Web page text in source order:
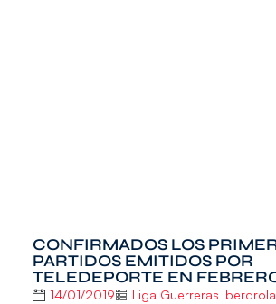
CONFIRMADOS LOS
PARTIDOS EMITIDOS POR
TELEDEPORTE EN
14/01/2019 Liga Guerreras Iberdrola